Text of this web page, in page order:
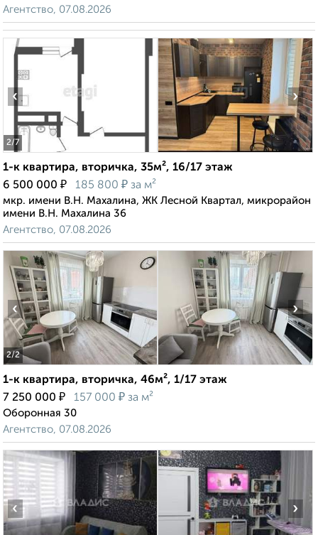
Агентство, 07.08.2026
2/7
‹ ›
1-к квартира, вторичка, 35м², 16/17 этаж
6 500 000 ₽ 185 800 ₽ за м²
мкр. имени В.Н. Махалина, ЖК Лесной Квартал, микрорайон
имени В.Н. Махалина 36
Агентство, 07.08.2026
2/2
‹ ›
1-к квартира, вторичка, 46м², 1/17 этаж
7 250 000 ₽ 157 000 ₽ за м²
Оборонная 30
Агентство, 07.08.2026
‹ ›